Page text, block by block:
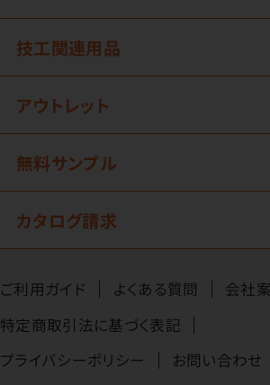
技工関連用品
アウトレット
無料サンプル
カタログ請求
ご利用ガイド よくある質問
会社
特定商取引法に基づく表記
プライバシーポリシー
お問い合わせ